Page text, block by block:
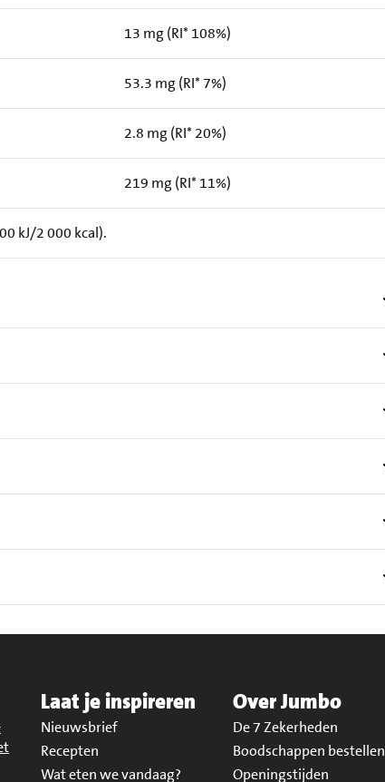
13 mg (RI* 108%)
53.3 mg (RI* 7%)
2.8 mg (RI* 20%)
219 mg (RI* 11%)
kJ/2 000 kcal).
Laat je inspireren
Nieuwsbrief
Recepten
Wat eten we vandaag?
Over Jumbo
De 7 Zekerheden
Boodschappen bestellen
Openingstijden